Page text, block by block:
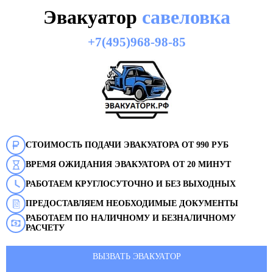
Эвакуатор савеловка
+7(495)968-98-85
СТОИМОСТЬ ПОДАЧИ ЭВАКУАТОРА ОТ 990 РУБ
ВРЕМЯ ОЖИДАНИЯ ЭВАКУАТОРА ОТ 20 МИНУТ
РАБОТАЕМ КРУГЛОСУТОЧНО И БЕЗ ВЫХОДНЫХ
ПРЕДОСТАВЛЯЕМ НЕОБХОДИМЫЕ ДОКУМЕНТЫ
РАБОТАЕМ ПО НАЛИЧНОМУ И БЕЗНАЛИЧНОМУ
РАСЧЕТУ
ВЫЗВАТЬ ЭВАКУАТОР